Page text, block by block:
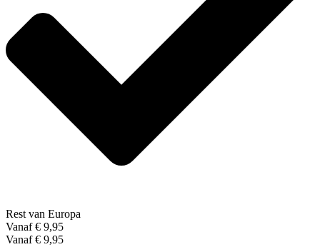
Rest van Europa
Vanaf € 9,95
Vanaf € 9,95